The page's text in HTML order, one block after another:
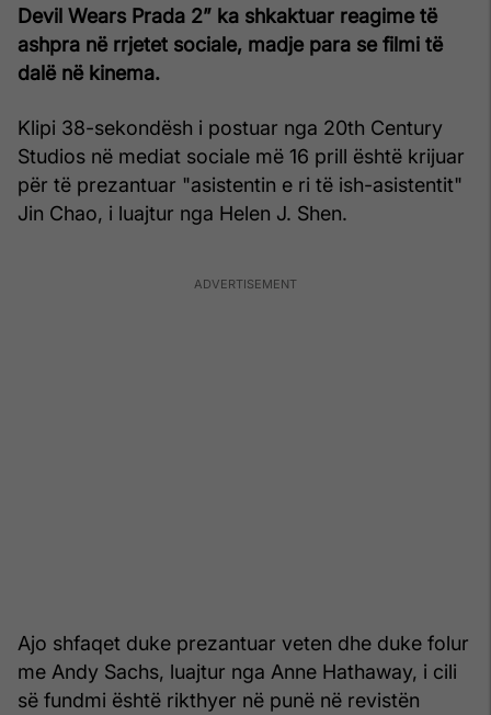
Devil Wears Prada 2” ka shkaktuar reagime të
ashpra në rrjetet sociale, madje para se filmi të
dalë në kinema.
Klipi 38-sekondësh i postuar nga 20th Century
Studios në mediat sociale më 16 prill është krijuar
për të prezantuar "asistentin e ri të ish-asistentit"
Jin Chao, i luajtur nga Helen J. Shen.
Ajo shfaqet duke prezantuar veten dhe duke folur
me Andy Sachs, luajtur nga Anne Hathaway, i cili
së fundmi është rikthyer në punë në revistën